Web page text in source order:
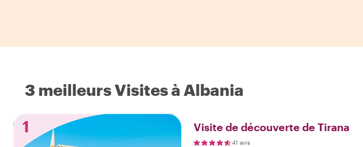
3 meilleurs Visites à Albania
1
Visite de découverte de Tirana
41 avis